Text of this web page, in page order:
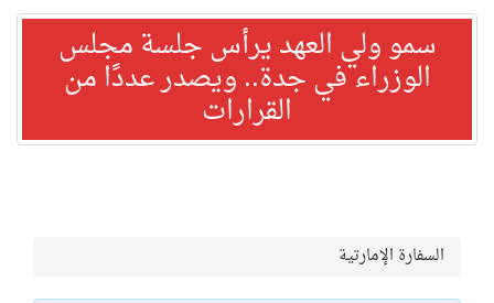
سمو ولي العهد يرأس جلسة مجلس
الوزراء في جدة.. ويصدر عددًا من
القرارات
السفارة الإمارتية